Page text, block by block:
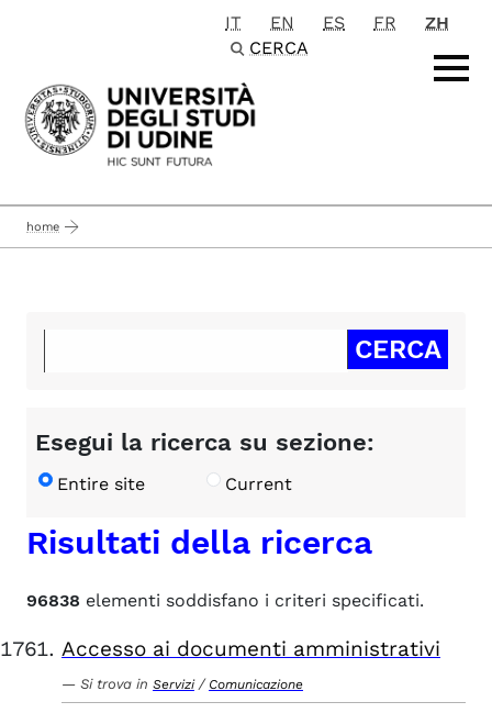
Passa al contenuto principale
IT EN ES FR
ZH
CERCA
home
Esegui la ricerca su sezione:
Entire site Current
Risultati della ricerca
96838 elementi soddisfano i criteri specificati.
Accesso ai documenti amministrativi
Si trova in Servizi / Comunicazione